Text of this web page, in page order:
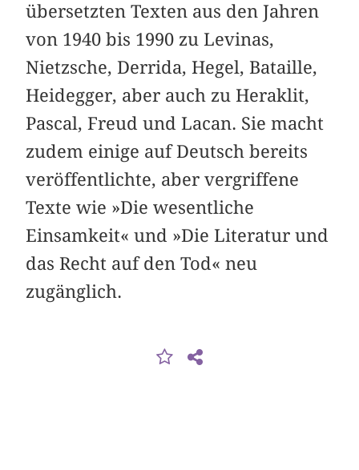
übersetzten Texten aus den Jahren
von 1940 bis 1990 zu Levinas,
Nietzsche, Derrida, Hegel, Bataille,
Heidegger, aber auch zu Heraklit,
Pascal, Freud und Lacan. Sie macht
zudem einige auf Deutsch bereits
veröffentlichte, aber vergriffene
Texte wie »Die wesentliche
Einsamkeit« und »Die Literatur und
das Recht auf den Tod« neu
zugänglich.